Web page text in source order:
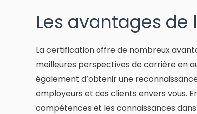
Les avantages
La certification offre de nombreux
meilleures perspectives de carrière en
également d’obtenir une
employeurs et des clients envers vous.
compétences et les connaissances